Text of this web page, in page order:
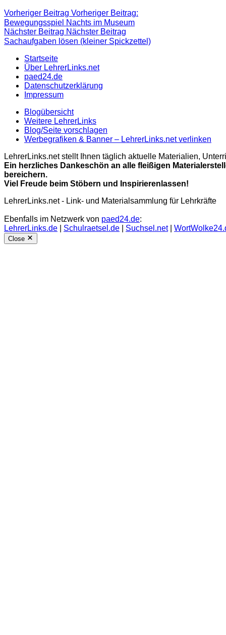
Vorheriger Beitrag Vorheriger Beitrag:
Bewegungsspiel Nachts im Museum
Nächster Beitrag Nächster Beitrag
Sachaufgaben lösen (kleiner Spickzettel)
Startseite
Über LehrerLinks.net
paed24.de
Datenschutzerklärung
Impressum
Blogübersicht
Weitere LehrerLinks
Blog/Seite vorschlagen
Werbegrafiken & Banner – LehrerLinks.net verlinken
LehrerLinks.net stellt Ihnen täglich aktuelle Materialien,
Ein herzliches Dankeschön an alle fleißigen
bereichern.
Viel Freude beim Stöbern und Inspirierenlassen!
LehrerLinks.net - Link- und Materialsammlung für Lehrkräfte
Ebenfalls im Netzwerk von paed24.de:
LehrerLinks.de
Schulraetsel.de Suchsel.net|
Close